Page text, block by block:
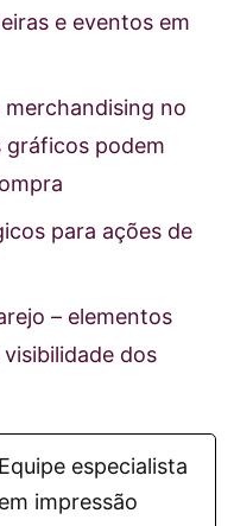
e eventos em
no
gráficos podem
para ações de
– elementos
dos
Equipe especialista
em impressão